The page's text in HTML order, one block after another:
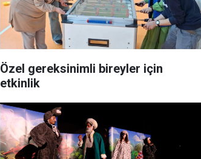
Özel gereksinimli bireyler için
etkinlik